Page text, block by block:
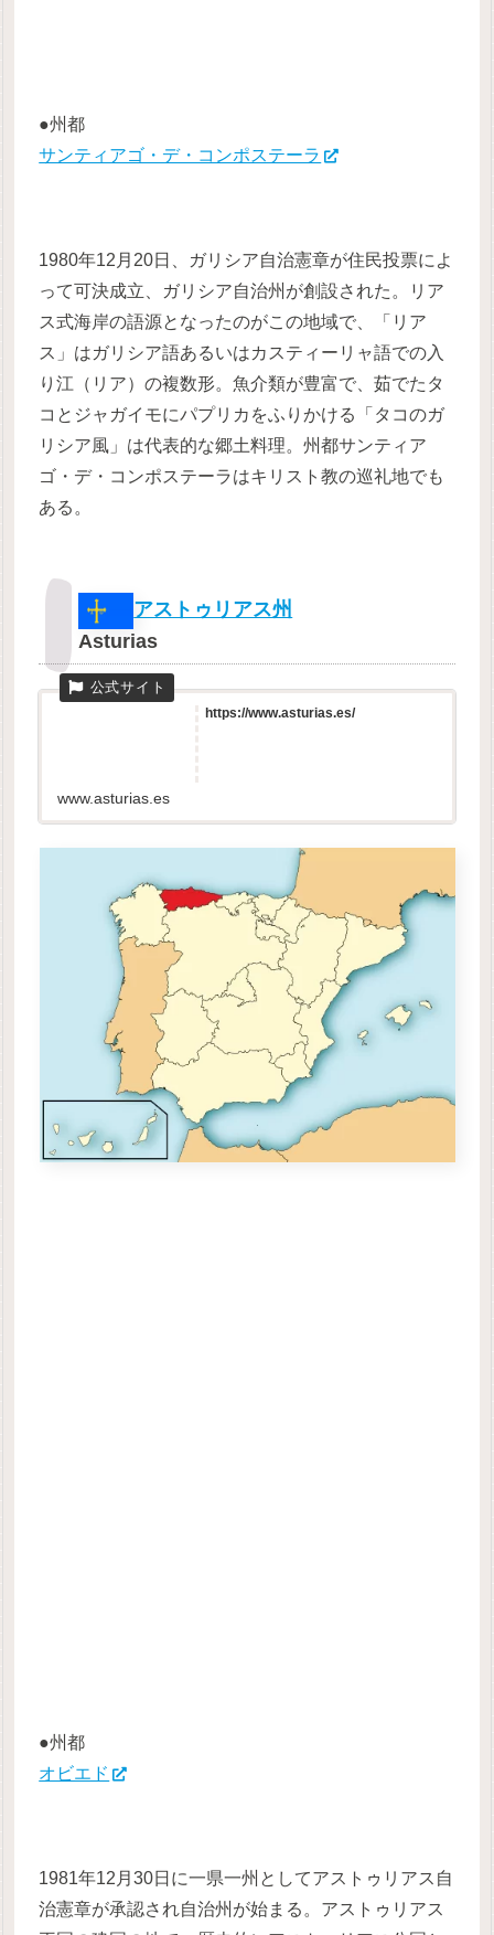
●州都
サンティアゴ・デ・コンポステーラ
1980年12月20日、ガリシア自治憲章が住民投票によ
って可決成立、ガリシア自治州が創設された。リア
ス式海岸の語源となったのがこの地域で、「リア
ス」はガリシア語あるいはカスティーリャ語での入
り江（リア）の複数形。魚介類が豊富で、茹でたタ
コとジャガイモにパプリカをふりかける「タコのガ
リシア風」は代表的な郷土料理。州都サンティア
ゴ・デ・コンポステーラはキリスト教の巡礼地でも
ある。
アストゥリアス州
Asturias
https://www.asturias.es/
www.asturias.es
●州都
オビエド
1981年12月30日に一県一州としてアストゥリアス自
治憲章が承認され自治州が始まる。アストゥリアス